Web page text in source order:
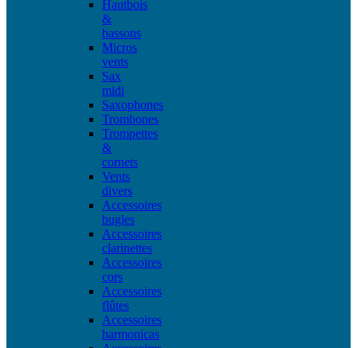
Hautbois
&
bassons
Micros
vents
Sax
midi
Saxophones
Trombones
Trompettes
&
cornets
Vents
divers
Accessoires
bugles
Accessoires
clarinettes
Accessoires
cors
Accessoires
flûtes
Accessoires
harmonicas